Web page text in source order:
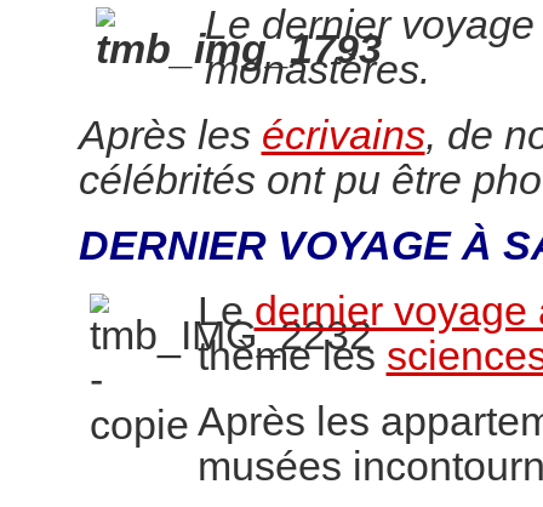
Le dernier
monastères.
Après les écrivains, de
célébrités ont pu être
DERNIER VOYAGE À
Ledernier voyage
thème les
Après les
musées